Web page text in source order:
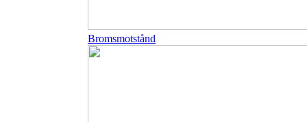
Bromsmotstånd